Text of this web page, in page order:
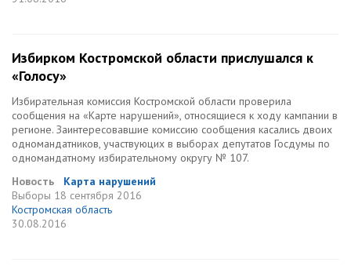
Избирком Костромской области прислушался к
«Голосу»
Избирательная комиссия Костромской области проверила
сообщения на «Карте нарушений», относящиеся к ходу кампании в
регионе. Заинтересовавшие комиссию сообщения касались двоих
одномандатников, участвуюцих в выборах депутатов Госдумы по
одномандатному избирательному округу № 107.
Новость
Карта нарушений
Выборы 18 сентября 2016
Костромская область
30.08.2016